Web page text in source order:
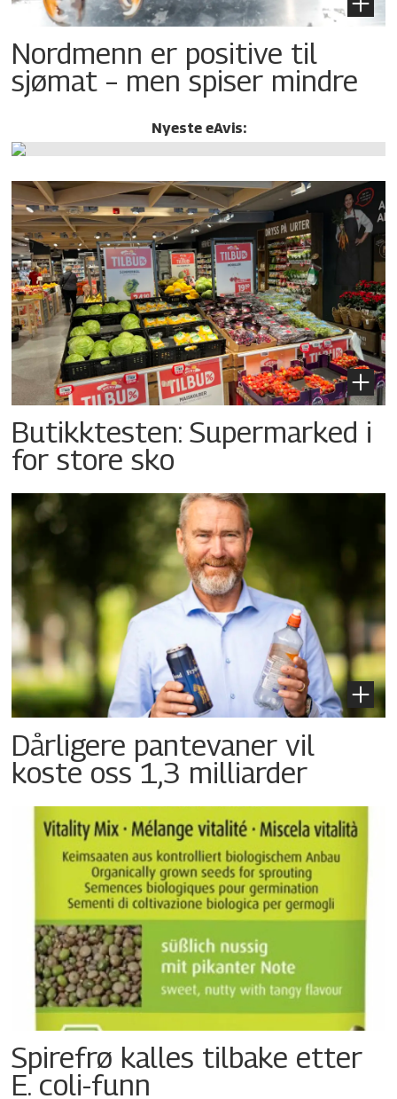
Nordmenn er positive til
sjømat – men spiser mindre
Nyeste eAvis:
Butikktesten: Supermarked i
for store sko
Dårligere pantevaner vil
koste oss 1,3 milliarder
Spirefrø kalles tilbake etter
E. coli-funn